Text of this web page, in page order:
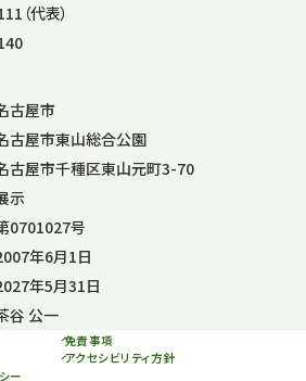
（代表）
古屋市
古屋市東山総合公園
古屋市千種区東山元町3-70
示
0701027号
年6月1日
年5月31日
谷 公一
免責事項
アクセシビリティ方針
ー